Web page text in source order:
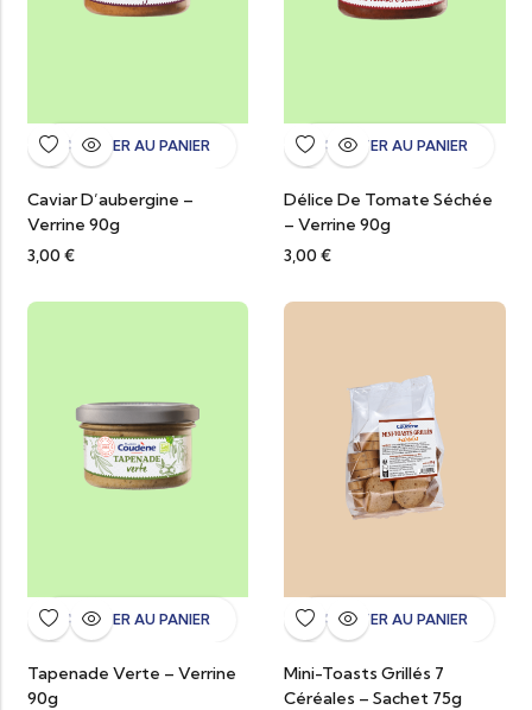
AJOUTER AU PANIER
Caviar D’aubergine –
Verrine 90g
3,00 €
AJOUTER AU PANIER
Délice De Tomate Séchée
– Verrine 90g
3,00 €
AJOUTER AU PANIER
Tapenade Verte – Verrine
90g
AJOUTER AU PANIER
Mini-Toasts Grillés 7
Céréales – Sachet 75g